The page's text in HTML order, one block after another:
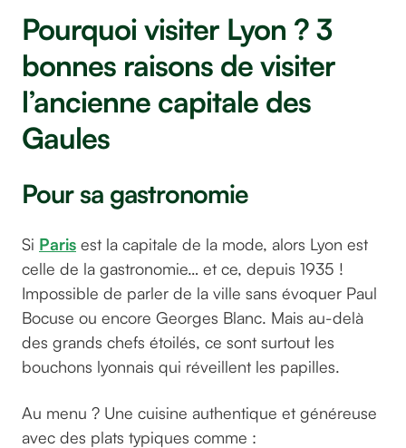
Pourquoi visiter Lyon ? 3
bonnes raisons de visiter
l’ancienne capitale des
Gaules
Pour sa gastronomie
Si Paris est la capitale de la mode, alors Lyon est
celle de la gastronomie… et ce, depuis 1935 !
Impossible de parler de la ville sans évoquer Paul
Bocuse ou encore Georges Blanc. Mais au-delà
des grands chefs étoilés, ce sont surtout les
bouchons lyonnais qui réveillent les papilles.
Au menu ? Une cuisine authentique et généreuse
avec des plats typiques comme :